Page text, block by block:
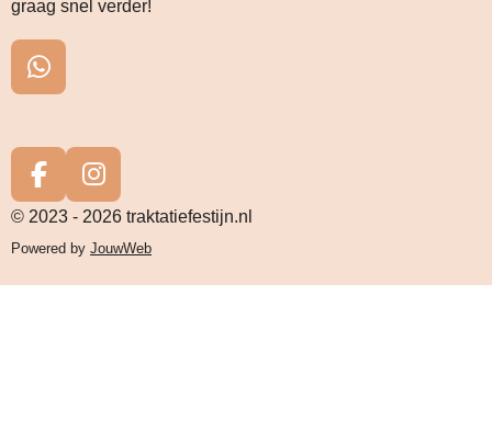
graag snel verder!
W
t
s
A
F
a
b
I
n
s
a
© 2023 - 2026 traktatiefestijn.nl
Powered by JouwWeb